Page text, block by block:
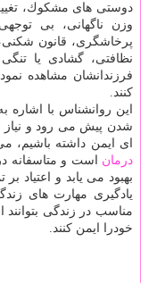
دوستی های مشكوك،
وزن ناگهانی، بی
پرخاشگری، قانون
نظافتی، گشادی یا
فرزندانشان مشاهده
كنند.
این روانشناس با
شدن پیش می رود و نیاز
ای ایمن داشته باشیم،
درمان است و متاسفانه
بهبود می یابد و اعتیاد
یادگیری مهارت های
مناسب در زندگی بتوانند
خودرا ایمن كنند.